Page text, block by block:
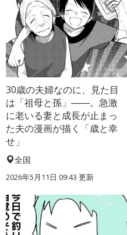
30歳の夫婦なのに、見た目
は「祖母と孫」――。急激
に老いる妻と成長が止まっ
た夫の漫画が描く「歳と幸
せ」
全国
2026年5月11日 09:43 更新